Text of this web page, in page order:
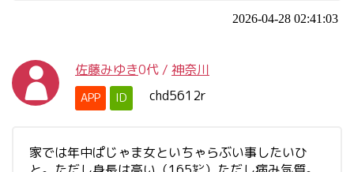
2026-04-28 02:41:03
佐藤みゆき0代 / 神奈川
APP ID chd5612r
家では年中ぱじゃま女といちゃらぶい事したいひ